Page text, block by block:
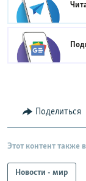
Поделиться
Этот контент также
Новости - мир